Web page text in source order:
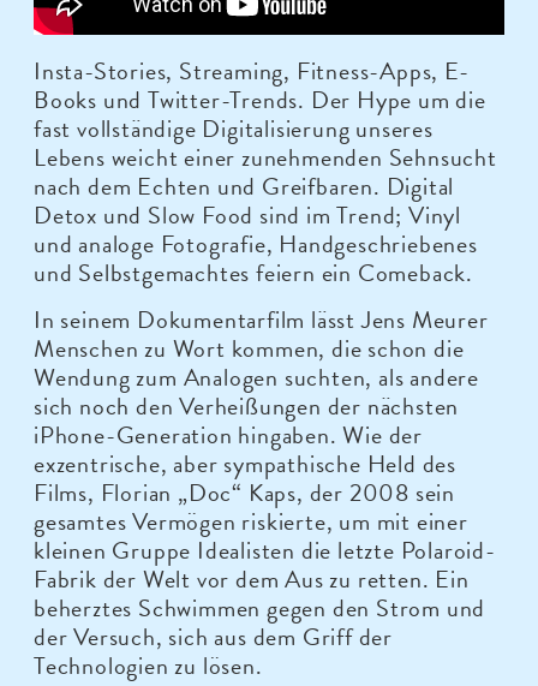
Insta-Stories, Streaming, Fitness-Apps, E-
Books und Twitter-Trends. Der Hype um die
fast vollständige Digitalisierung unseres
Lebens weicht einer zunehmenden Sehnsucht
nach dem Echten und Greifbaren. Digital
Detox und Slow Food sind im Trend; Vinyl
und analoge Fotografie, Handgeschriebenes
und Selbstgemachtes feiern ein Comeback.
In seinem Dokumentarfilm lässt Jens Meurer
Menschen zu Wort kommen, die schon die
Wendung zum Analogen suchten, als andere
sich noch den Verheißungen der nächsten
iPhone-Generation hingaben. Wie der
exzentrische, aber sympathische Held des
Films, Florian „Doc“ Kaps, der 2008 sein
gesamtes Vermögen riskierte, um mit einer
kleinen Gruppe Idealisten die letzte Polaroid-
Fabrik der Welt vor dem Aus zu retten. Ein
beherztes Schwimmen gegen den Strom und
der Versuch, sich aus dem Griff der
Technologien zu lösen.